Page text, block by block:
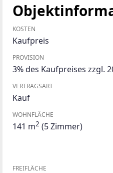
KOSTEN
Kaufpreis
PROVISION
3% des Kaufpreises zzgl.
VERTRAGSART
Kauf
WOHNFLÄCHE
141 m2 (5 Zimmer)
FREIFLÄCHE